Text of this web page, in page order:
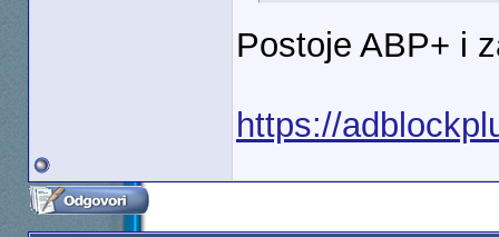
Postoje ABP+ i
https://